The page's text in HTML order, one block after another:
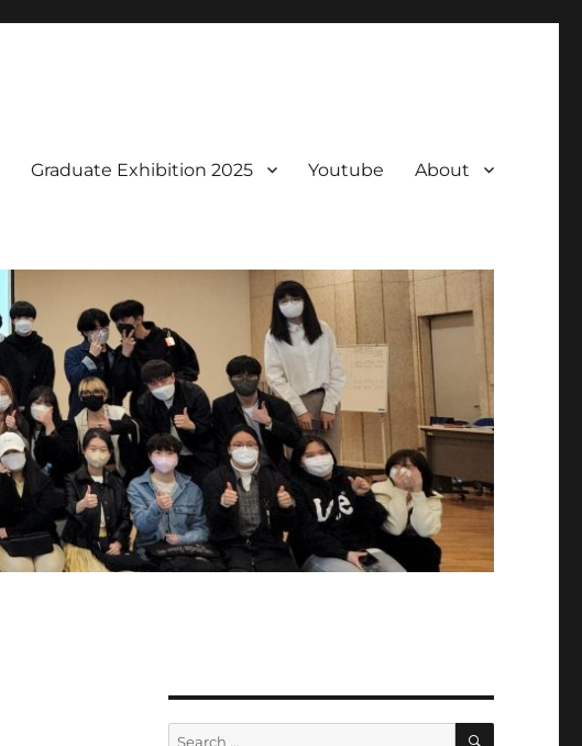
Graduate Exhibition 2025 Youtube About
Search
SEARCH